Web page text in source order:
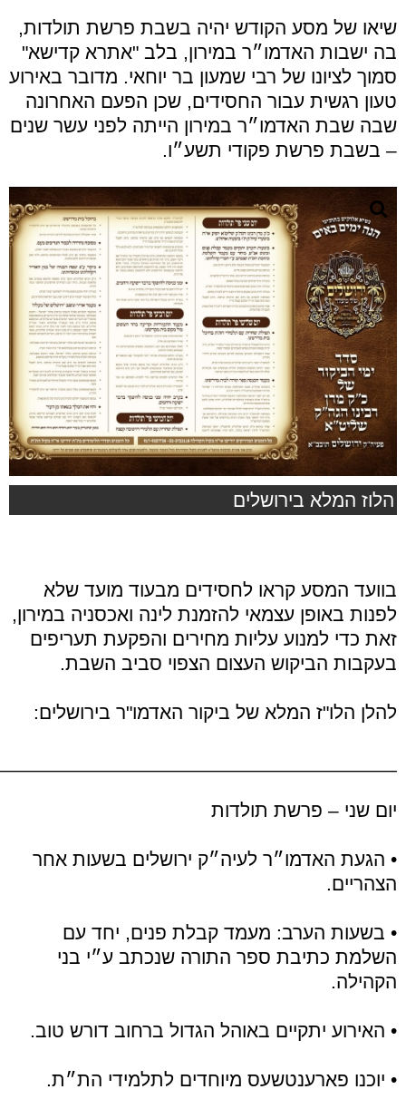
שיאו של מסע הקודש יהיה בשבת פרשת תולדות,
בה ישבות האדמו״ר במירון, בלב "אתרא קדישא"
סמוך לציונו של רבי שמעון בר יוחאי. מדובר באירוע
טעון רגשית עבור החסידים, שכן הפעם האחרונה
שבה שבת האדמו״ר במירון הייתה לפני עשר שנים
– בשבת פרשת פקודי תשע״ו.
הלוז המלא בירושלים
בוועד המסע קראו לחסידים מבעוד מועד שלא
לפנות באופן עצמאי להזמנת לינה ואכסניה במירון,
זאת כדי למנוע עליות מחירים והפקעת תעריפים
בעקבות הביקוש העצום הצפוי סביב השבת.
להלן הלו"ז המלא של ביקור האדמו"ר בירושלים:
יום שני – פרשת תולדות
• הגעת האדמו״ר לעיה״ק ירושלים בשעות אחר
הצהריים.
• בשעות הערב: מעמד קבלת פנים, יחד עם
השלמת כתיבת ספר התורה שנכתב ע״י בני
הקהילה.
• האירוע יתקיים באוהל הגדול ברחוב דורש טוב.
• יוכנו פארענטשעס מיוחדים לתלמידי הת״ת.